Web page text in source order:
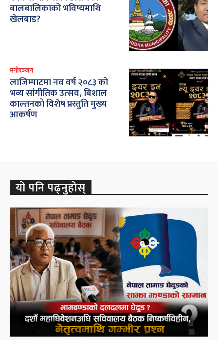
बालबालिकाको भविष्यमाथि
खेलबाड?
मनोरञ्जन
लाजिम्पाटमा नव वर्ष २०८३ को
भव्य सांगीतिक उत्सव, बिशाल
काल्तनको विशेष प्रस्तुति मुख्य
आकर्षण
यो पनि पढ्नुहोस्